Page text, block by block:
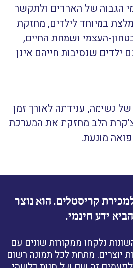
הגבוה של האחרים ולתקשר
במיוחד לילדים, מחזקת
העצמי ושמחת החיים,
ילדים שנסיבות חייהם אינן
של נשימה, ענידתה לאורך זמן
הלב מחזקת את המערכת
מונעת.
קריסטלים. הוא נוצר
ידע חינמי.
נלקחו ממקורות שונים עם
יוצרים. מתחת לכל תמונה רשום